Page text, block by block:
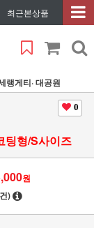
최근본상품
랭게티· 대공원
0
팅형/S사이즈
원
)